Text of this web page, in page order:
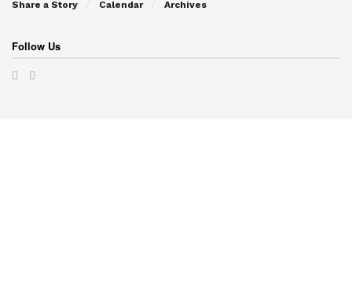
Share a Story
Calendar Archives
Follow Us